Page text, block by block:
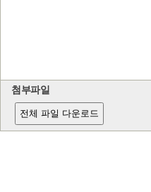
첨부파일
전체 파일 다운로드